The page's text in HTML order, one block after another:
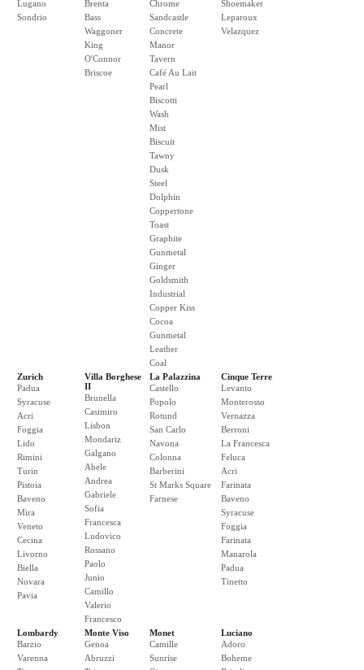
Lugano
Sondrio
Brenta
Bass
Waggoner
King
O'Connor
Briscoe
Chrome
Sandcastle
Concrete
Manor
Tavern
Café Au Lait
Pearl
Biscotti
Wash
Mist
Biscuit
Tawny
Dusk
Steel
Dolphin
Coppertone
Toast
Graphite
Gunmetal
Ginger
Goldsmith
Industrial
Copper Kiss
Cocoa
Gunmetal
Leather
Coal
Shoemaker
Leparoux
Velazquez
Zurich
Padua
Syracuse
Acri
Foggia
Lido
Rimini
Turin
Pistoia
Baveno
Mira
Veneto
Cecina
Livorno
Biella
Novara
Pavia
Villa Borghese
II
Brunella
Casimiro
Lisbon
Mondariz
Galgano
Abele
Andrea
Gabriele
Sofia
Francesca
Ludovico
Rossano
Paolo
Junio
Camillo
Valerio
Francesco
La Palazzina
Castello
Popolo
Rotund
San Carlo
Navona
Colonna
Barberini
St Marks Square
Farnese
Cinque Terre
Levanto
Monterosso
Vernazza
Berroni
La Francesca
Feluca
Acri
Farinata
Baveno
Syracuse
Foggia
Farinata
Manarola
Padua
Tinetto
Lombardy
Barzio
Varenna
Monte Viso
Genoa
Abruzzi
Monet
Camille
Sunrise
Luciano
Adoro
Boheme